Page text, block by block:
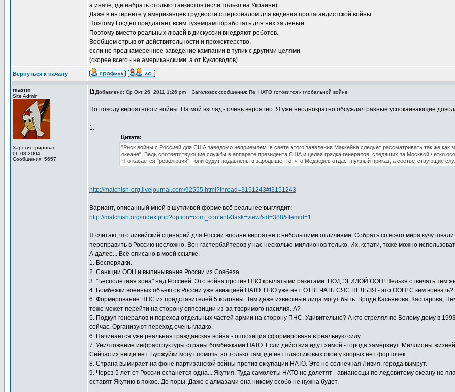
а иначе, где набрать столько танкистов (если только на Украине).
Даже в интернете у американцев трудности с персоналом для ведения пропагандистской войны.
Поэтому Госдеп предлагает всем туземцам поработать для них за деньги.
Поэтому вместо реальных людей в дискуссии внедряют роботов.
Вообщем отрыв от действительности и прожектерство,
если не преднамеренное заведение кампании в тупик с другими целями
(скорее всего - не американскими, а от Кукловодов).
Вернуться к началу
maxon
Site Admin
Зарегистрирован:
06.08.2004
Сообщения: 5657
Добавлено: Ср Окт 26, 2011 1:26 pm Заголовок сообщения: Re: НАТО готовится к глобальной войне
По поводу вероятности войны. На мой взгляд - очень вероятно. Я уже неоднократно обсуждал разные успокаивающие
1.
Цитата:
"Риск войны с Россией для США заведомо неприемлем. в свете этого заявления Маккейна следует рассматривать так же как
океане". Ведь соответствующие службы в аппарате президента США и целая грядка генералов, следящих за Москвой четко
Что касается "революций" - они будут подавлены в зародыше. То, что Медведев отдаст нужный приказ, а соответствующие
http://malchish-org.livejournal.com/92555.html?thread=3151243#t3151243
Вариант, описанный мной в шутливой форме всё реальнее выглядит:
http://malchish.org/index.php?option=com_content&task=view&id=388&Itemid=1
Я считаю, что ливийский сценарий для России вполне вероятен с небольшими отличиями. Собрать со всего мира кучу
переправить в Россию несложно. Вон гастербайтеров у нас несколько миллионов только. Их, кстати, тоже можно
А далее... Всё описано в моей ссылке.
1. Беспорядки.
2. Санкции ООН и выпинывание России из Совбеза.
3. "Бесполётная зона" над Россией. Это война против ПВО крылатыми ракетами. ПОД ЭГИДОЙ ООН! Нельзя отвечать тем
4. Бомбёжки военных объектов России уже авиацией НАТО. ПВО уже нет. ОТВЕЧАТЬ СЯС НЕЛЬЗЯ - это ООН! С кем воевать?
6. Формирование ПНС из представителей 5 колонны. Там даже известные лица могут быть. Вроде Касьянова, Каспарова,
тоже может перейти на сторону оппозиции из-за творимого насилия. А?
5. Подкуп генералов и переход отдельных частей армии на сторону ПНС. Удивительно? А кто стрелял по Белому дому в
сейчас. Организуют переход очень гладко.
6. Начинается уже реальная гражданская война - оппозиция сформирована в реальную силу.
7. Уничтожение инфраструктуры страны бомбёжками НАТО. Если действия идут зимой - города замёрзнут. Миллионы
Сейчас их нигде нет. Буржуйки могут помочь, но только там, где нет пластиковых окон у коорых нет форточек.
8. Страна вымирает на фоне партизанской войны против оккупации НАТО. Это не солнечная Ливия, города вымрут.
9. Через 5 лет от России останется одна... Якутия. Туда самолёты НАТО не долетят - авианосцы по ледовитому океану не
оставят Якутию в покое. До поры. Даже с алмазами она никому особо не нужна будет.